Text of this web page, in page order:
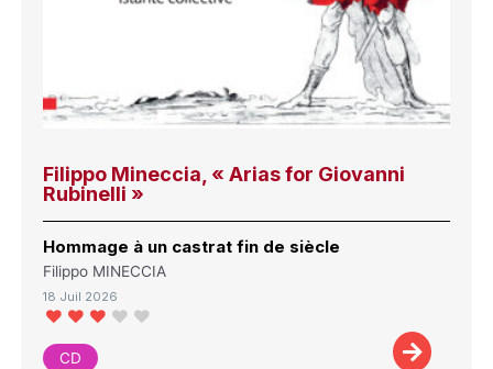
Filippo Mineccia, « Arias for Giovanni
Rubinelli »
Hommage à un castrat fin de siècle
Filippo MINECCIA
18 Juil 2026
CD